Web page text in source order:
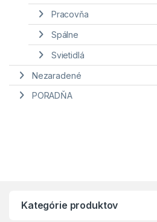
Pracovňa
Spálne
Svietidlá
Nezaradené
PORADŇA
Kategórie produktov